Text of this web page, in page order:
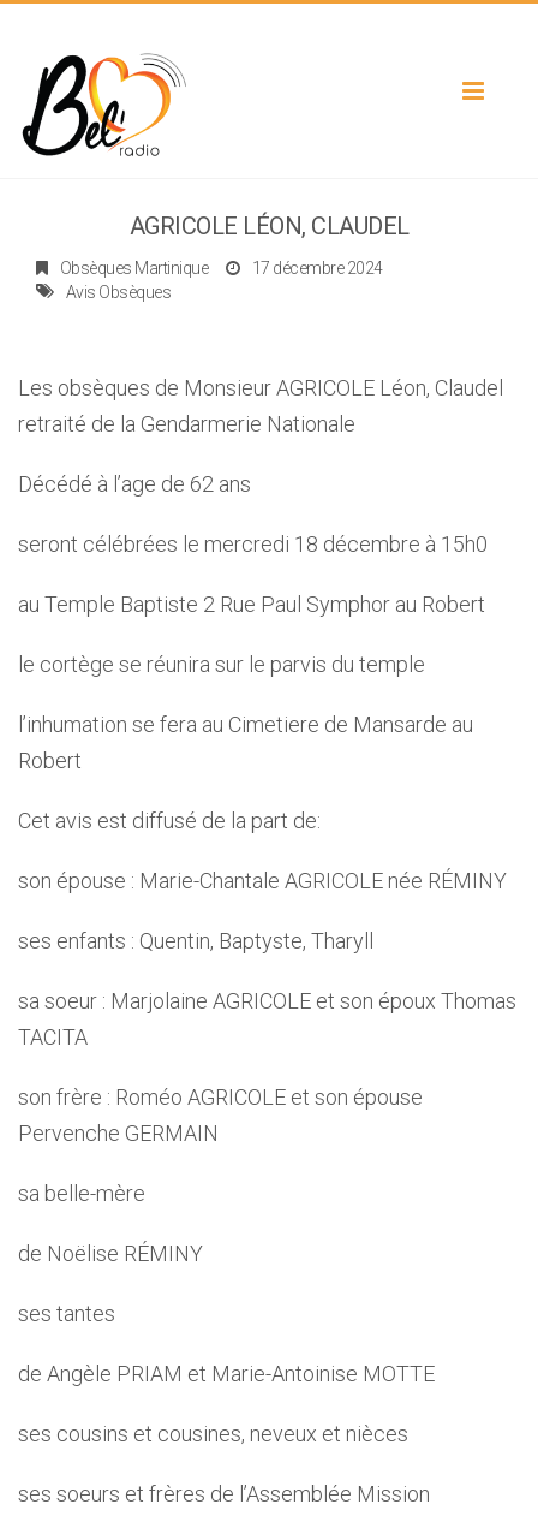
Toggle
AGRICOLE LÉON, CLAUDEL
Obsèques Martinique
17 décembre 2024
Avis Obsèques
Les obsèques de Monsieur AGRICOLE Léon, Claudel
retraité de la Gendarmerie Nationale
Décédé à l’age de 62 ans
seront célébrées le mercredi 18 décembre à 15h0
au Temple Baptiste 2 Rue Paul Symphor au Robert
le cortège se réunira sur le parvis du temple
l’inhumation se fera au Cimetiere de Mansarde au
Robert
Cet avis est diffusé de la part de:
son épouse : Marie-Chantale AGRICOLE née RÉMINY
ses enfants : Quentin, Baptyste, Tharyll
sa soeur : Marjolaine AGRICOLE et son époux Thomas
TACITA
son frère : Roméo AGRICOLE et son épouse
Pervenche GERMAIN
sa belle-mère
de Noëlise RÉMINY
ses tantes
de Angèle PRIAM et Marie-Antoinise MOTTE
ses cousins et cousines, neveux et nièces
ses soeurs et frères de l’Assemblée Mission